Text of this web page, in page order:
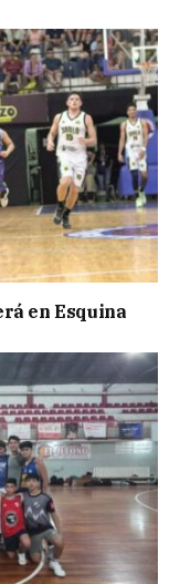
en Esquina